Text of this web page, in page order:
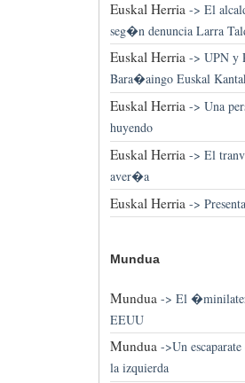
Euskal Herria -> El
seg�n denuncia Larra
Euskal Herria-> UPN y
Bara�aingo Euskal
Euskal Herria-> Una
huyendo
Euskal Herria-> El
aver�a
Euskal Herria->
Mundua
Mundua -> El
EEUU
Mundua->Un
la izquierda